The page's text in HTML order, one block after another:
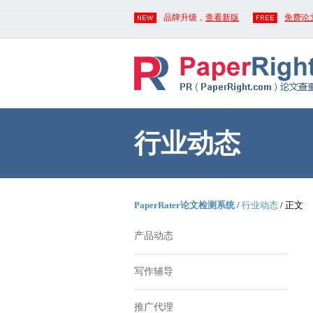
品牌升级， 查看新版 免费论
行业动态
PaperRater论文检测系统/ 行业动态 / 正文
产品动态
写作辅导
推广代理